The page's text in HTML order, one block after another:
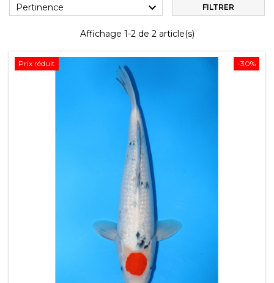
Pertinence  FILTRER
Affichage 1-2 de 2 article(s)
-30%
Prix réduit